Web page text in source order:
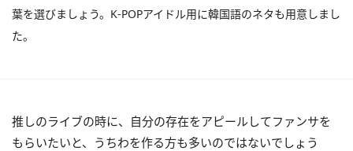
葉を選びましょう。K-POPアイドル用に韓国語のネタも用意しまし
た。
推しのライブの時に、自分の存在をアピールしてファンサを
もらいたいと、うちわを作る方も多いのではないでしょう